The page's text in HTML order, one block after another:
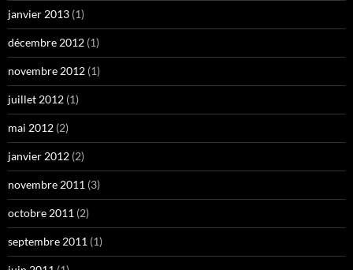
janvier 2013 (1)
décembre 2012 (1)
novembre 2012 (1)
juillet 2012 (1)
mai 2012 (2)
janvier 2012 (2)
novembre 2011 (3)
octobre 2011 (2)
septembre 2011 (1)